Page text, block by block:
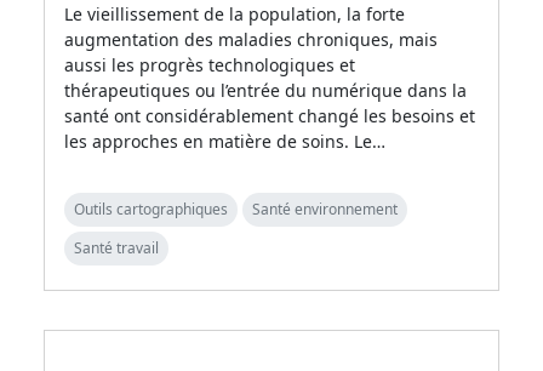
Le vieillissement de la population, la forte
augmentation des maladies chroniques, mais
aussi les progrès technologiques et
thérapeutiques ou l’entrée du numérique dans la
santé ont considérablement changé les besoins et
les approches en matière de soins. Le…
Outils cartographiques
Santé environnement
Santé travail